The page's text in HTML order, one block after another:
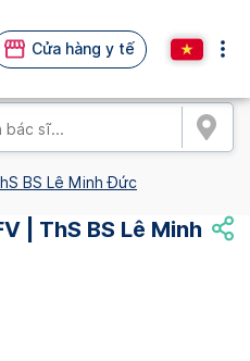
Cửa hàng y tế
BS Lê Minh Đức
| ThS BS Lê Minh